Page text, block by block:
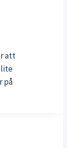
att
lite
på